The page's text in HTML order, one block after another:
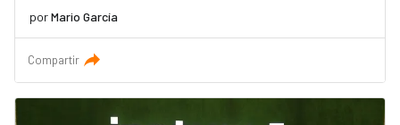
porMario García
Compartir